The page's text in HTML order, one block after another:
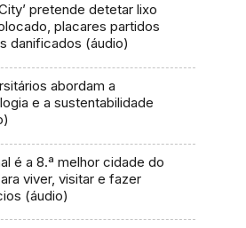
pretende detetar lixo
placares partidos
danificados (áudio)
abordam a
e a sustentabilidade
é a 8.ª melhor cidade do
viver, visitar e fazer
(áudio)